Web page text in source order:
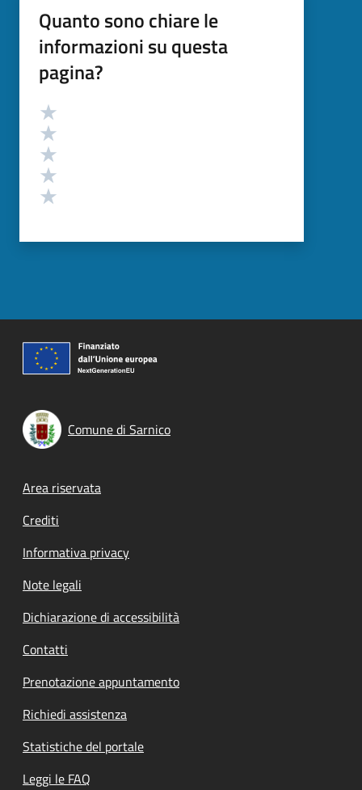
Quanto sono chiare le
informazioni su questa
pagina?
Valutazione
Comune di Sarnico
Footer menu
Area riservata
Crediti
Informativa privacy
Note legali
Dichiarazione di accessibilità
Contatti
Prenotazione appuntamento
Richiedi assistenza
Statistiche del portale
Leggi le FAQ